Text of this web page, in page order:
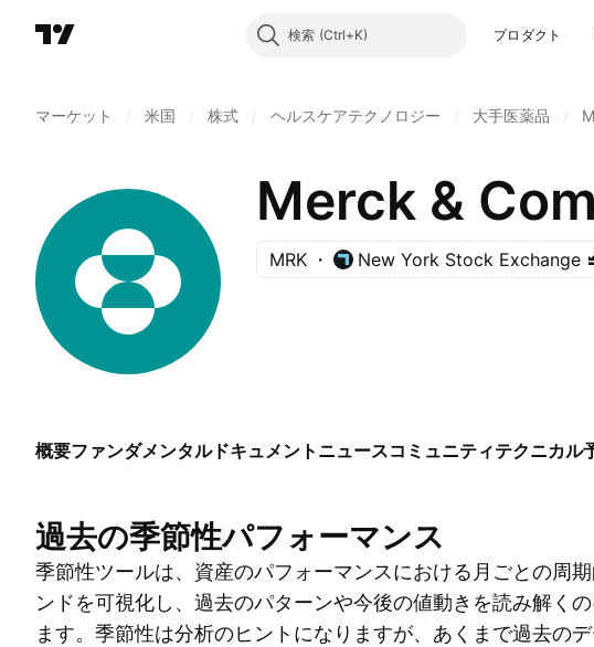
検索 プロダクト
マーケット 米国 株式 ヘルスケアテクノロジー 大手医薬品
Merck &
MRK New York Stock Exchange
概要ファンダメンタルドキュメント ニュースコミュニティテクニカル
過去の季節性パフォーマンス
季節性ツールは、資産のパフォーマンスにおける月ごとの周
ンドを可視化し、過去のパターンや今後の値動きを読み解く
ます。季節性は分析のヒントになりますが、あくまで過去の